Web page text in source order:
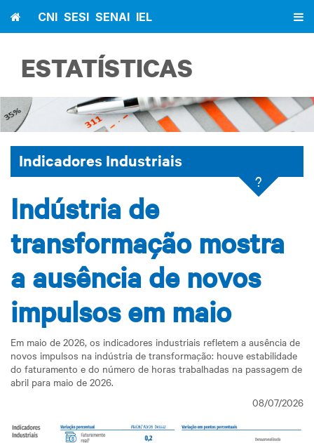
HomeCNI SESI SENAI IEL
ESTATÍSTICAS
Indicadores Industriais
?
Indústria de
transformação mostra
a ausência de novos
impulsos em maio
Em maio de 2026, os indicadores industriais refletem a ausência de
novos impulsos na indústria de transformação: houve estabilidade
do faturamento e do número de horas trabalhadas na passagem de
abril para maio de 2026.
08/07/2026